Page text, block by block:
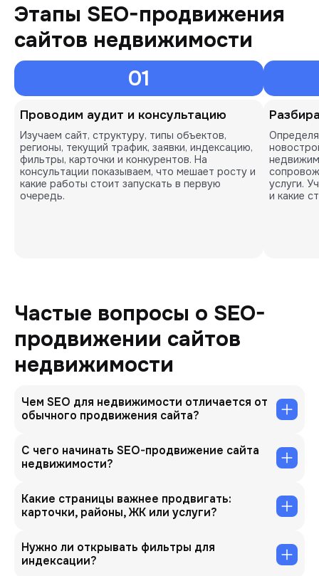
Этапы SEO-продвижения
сайтов недвижимости
01
Проводим аудит и консультацию
Изучаем сайт, структуру, типы объектов,
регионы, текущий трафик, заявки, индексацию,
фильтры, карточки и конкурентов. На
консультации показываем, что мешает росту и
какие работы стоит запускать в первую
очередь.
услуги.
и какие
Частые вопросы о SEO-
продвижении сайтов
недвижимости
Чем SEO для недвижимости отличается от
обычного продвижения сайта?
С чего начинать SEO-продвижение сайта
недвижимости?
Какие страницы важнее продвигать:
карточки, районы, ЖК или услуги?
Нужно ли открывать фильтры для
индексации?